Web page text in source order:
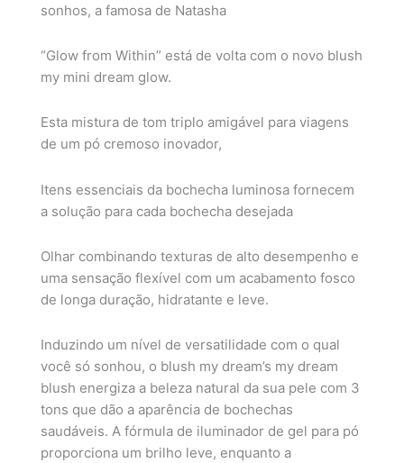
sonhos, a famosa de Natasha
“Glow from Within” está de volta com o novo blush
my mini dream glow.
Esta mistura de tom triplo amigável para viagens
de um pó cremoso inovador,
Itens essenciais da bochecha luminosa fornecem
a solução para cada bochecha desejada
Olhar combinando texturas de alto desempenho e
uma sensação flexível com um acabamento fosco
de longa duração, hidratante e leve.
Induzindo um nível de versatilidade com o qual
você só sonhou, o blush my dream’s my dream
blush energiza a beleza natural da sua pele com 3
tons que dão a aparência de bochechas
saudáveis. A fórmula de iluminador de gel para pó
proporciona um brilho leve, enquanto a